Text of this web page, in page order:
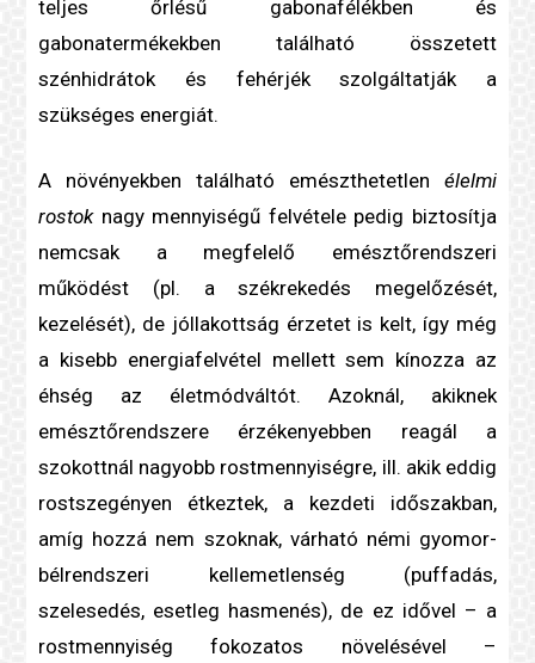
teljes őrlésű gabonafélékben és
gabonatermékekben található összetett
szénhidrátok és fehérjék szolgáltatják a
szükséges energiát.
A növényekben található emészthetetlen élelmi
rostoknagy mennyiségű felvétele pedig biztosítja
nemcsak a megfelelő emésztőrendszeri
működést (pl. a székrekedés megelőzését,
kezelését), de jóllakottság érzetet is kelt, így még
a kisebb energiafelvétel mellett sem kínozza az
éhség az életmódváltót. Azoknál, akiknek
emésztőrendszere érzékenyebben reagál a
szokottnál nagyobb rostmennyiségre, ill. akik eddig
rostszegényen étkeztek, a kezdeti időszakban,
amíg hozzá nem szoknak, várható némi gyomor-
bélrendszeri kellemetlenség (puffadás,
szelesedés, esetleg hasmenés), de ez idővel – a
rostmennyiség fokozatos növelésével –